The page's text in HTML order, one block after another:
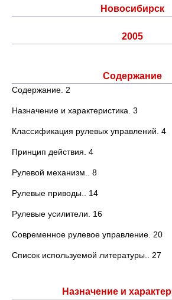
Новосибирск
2005
Содержание
Содержание. 2
Назначение и характеристика. 3
Классификация рулевых управлений. 4
Принцип действия. 4
Рулевой механизм.. 8
Рулевые приводы.. 14
Рулевые усилители. 16
Современное рулевое управление. 20
Список используемой литературы.. 27
Назначение и